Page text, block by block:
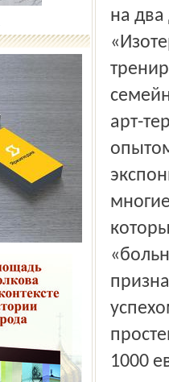
на два
арт-
1000